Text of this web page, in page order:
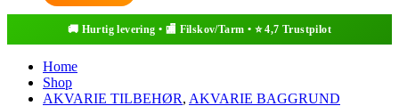
Home
Shop
AKVARIE TILBEHØR, AKVARIE BAGGRUND